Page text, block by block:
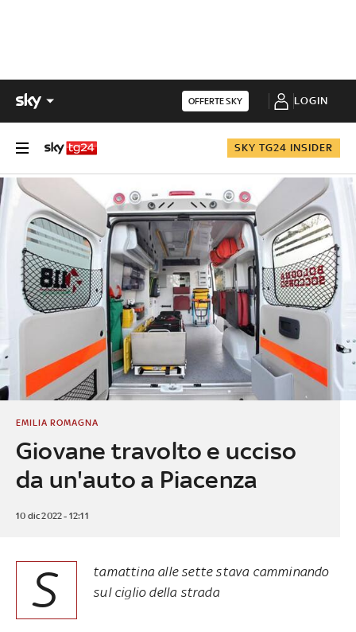
OFFERTE SKY LOGIN
SKY TG24 INSIDER
Giovane travolto e ucciso
da un'auto a Piacenza
EMILIA ROMAGNA
10 dic 2022 - 12:11
S
tamattina alle sette stava camminando
sul ciglio della strada